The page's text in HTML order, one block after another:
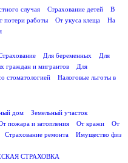
случая Страхование детей
В
потери работы От укуса клеща
На
Для беременных
Для
граждан и мигрантов
Для
стоматологией
Налоговые льготы в
дом
Земельный участок
пожара и затопления От кражи
От
Страхование ремонта
Имущество физ
СТРАХОВКА